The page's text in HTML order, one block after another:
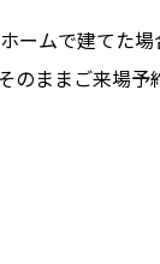
ームで建てた
のままご来場